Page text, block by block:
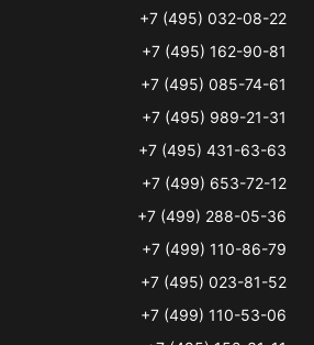
+7 (495) 032-08-22
+7 (495) 162-90-81
+7 (495) 085-74-61
+7 (495) 989-21-31
+7 (495) 431-63-63
+7 (499) 653-72-12
+7 (499) 288-05-36
+7 (499) 110-86-79
+7 (495) 023-81-52
+7 (499) 110-53-06